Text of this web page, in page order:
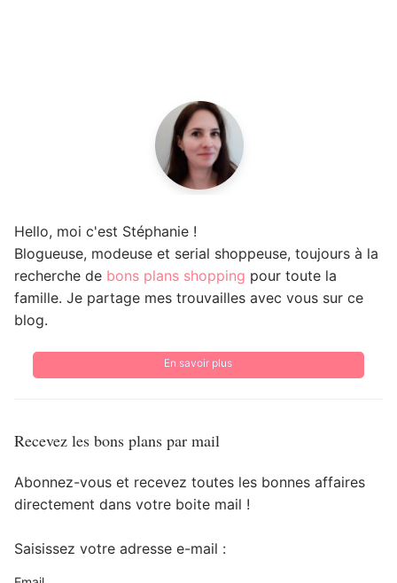
Hello, moi c'est Stéphanie !
Blogueuse, modeuse et serial shoppeuse, toujours à la
recherche de bons plans shopping pour toute la
famille. Je partage mes trouvailles avec vous sur ce
blog.
En savoir plus
Recevez les bons plans par mail
Abonnez-vous et recevez toutes les bonnes affaires
directement dans votre boite mail !
Saisissez votre adresse e-mail :